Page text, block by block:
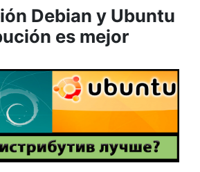
Debian y Ubuntu
es mejor